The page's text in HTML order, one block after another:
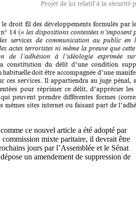
ce nouvel article a été adopté par
commission mixte paritaire, il devrait être
jours par l’Assemblée et le Sénat
un amendement de suppression de